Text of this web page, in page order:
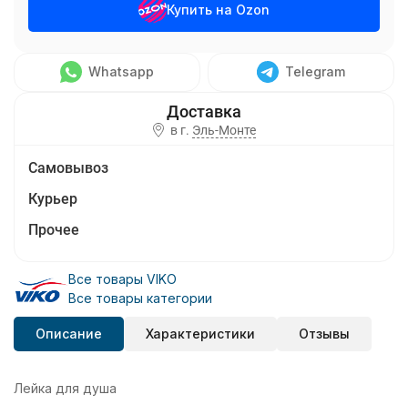
Купить на Ozon
Whatsapp Telegram
в г. Эль-Монте
Самовывоз
Курьер
Прочее
Все товары VIKO
Все товары категории
Описание Характеристики Отзывы
Лейка для душа